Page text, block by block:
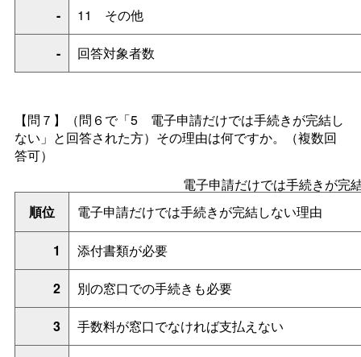
- 11 その他
- 回答対象者数
【問７】 （問６で「5 電子申請だけでは手続きが完結し
ない」と回答された方）その理由は何ですか。（複数回
答可）
電子申請だけでは手続きが完
順位
電子申請だけでは手続きが完結しない理由
1 添付書類が必要
2 別の窓口での手続きも必要
3 手数料が窓口でなければ支払えない